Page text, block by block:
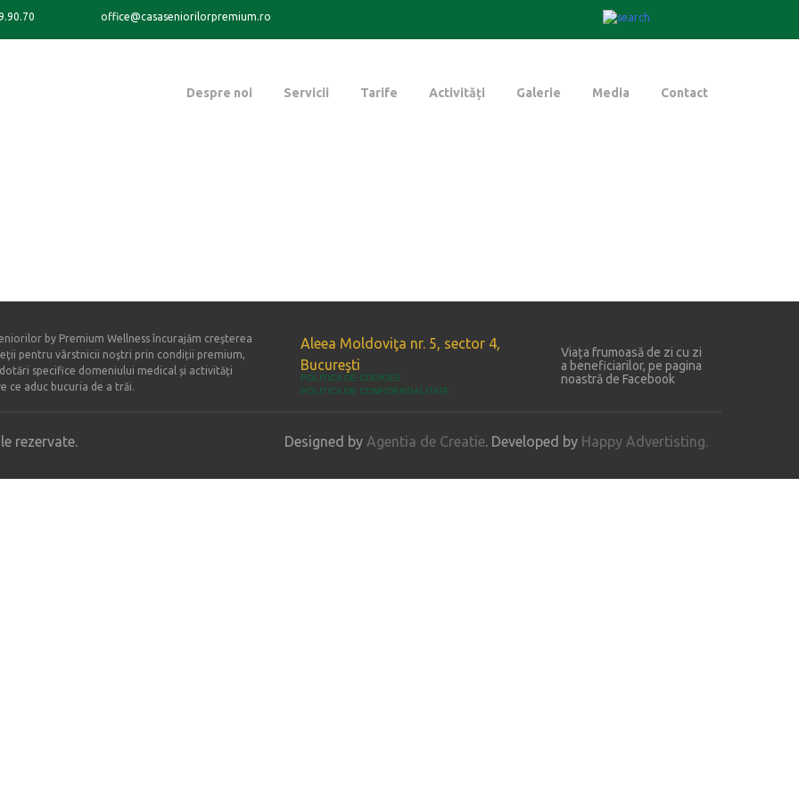
office@casaseniorilorpremium.ro
Despre noi Servicii Tarife Activități Galerie Media Contact
by Premium Wellness încurajăm creşterea
pentru vârstnicii noştri prin condiții premium,
specifice domeniului medical și activități
ce aduc bucuria de a trăi.
Aleea Moldoviţa nr. 5, sector 4,
Bucureşti
POLITICA DE COOKIES
POLITICA DE CONFIDENTIALITATE
Viața frumoasă de zi cu zi
a beneficiarilor, pe pagina
noastră de Facebook
rezervate. Designed by Agentia de Creatie. Developed by Happy Advertisting.